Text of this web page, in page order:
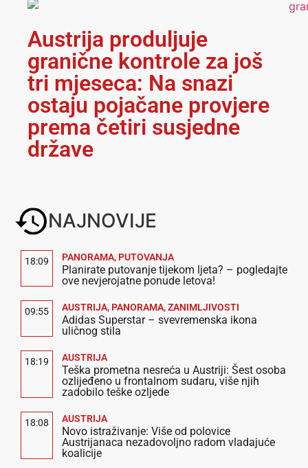
Austrija produljuje
granične kontrole za još
tri mjeseca: Na snazi
ostaju pojačane provjere
prema četiri susjedne
države
NAJNOVIJE
18:09 PANORAMA, PUTOVANJA
Planirate putovanje tijekom ljeta? – pogledajte
ove nevjerojatne ponude letova!
09:55 AUSTRIJA, PANORAMA,ZANIMLJIVOSTI
Adidas Superstar – svevremenska ikona
uličnog stila
18:19 AUSTRIJA
Teška prometna nesreća u Austriji: Šest osoba
ozlijeđeno u frontalnom sudaru, više njih
zadobilo teške ozljede
18:08 AUSTRIJA
Novo istraživanje: Više od polovice
Austrijanaca nezadovoljno radom vladajuće
koalicije